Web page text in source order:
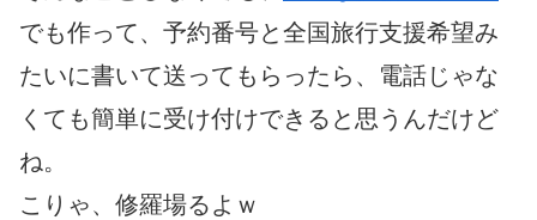
でも作って、予約番号と全国旅行支援希望み
たいに書いて送ってもらったら、電話じゃな
くても簡単に受け付けできると思うんだけど
ね。
こりゃ、修羅場るよｗ